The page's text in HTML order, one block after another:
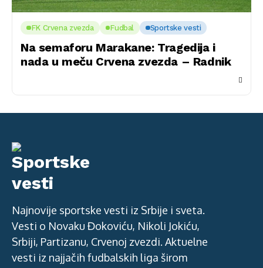
FK Crvena zvezda Fudbal Sportske vesti
Na semaforu Marakane: Tragedija i
nada u meču Crvena zvezda – Radnik
Najnovije sportske vesti iz Srbije i sveta.
Vesti o Novaku Đokoviću, Nikoli Jokiću,
Srbiji, Partizanu, Crvenoj zvezdi. Aktuelne
vesti iz najjačih fudbalskih liga širom